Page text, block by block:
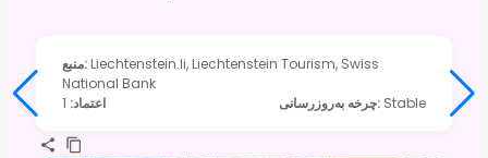
منبع: Liechtenstein.li, Liechtenstein Tourism, Swiss
National Bank
اعتماد:
1 چرخه به‌روزرسانی: Stable